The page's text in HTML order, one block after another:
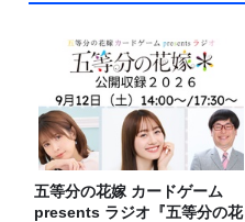
五等分の花嫁 カードゲーム
presents ラジオ『五等分の花